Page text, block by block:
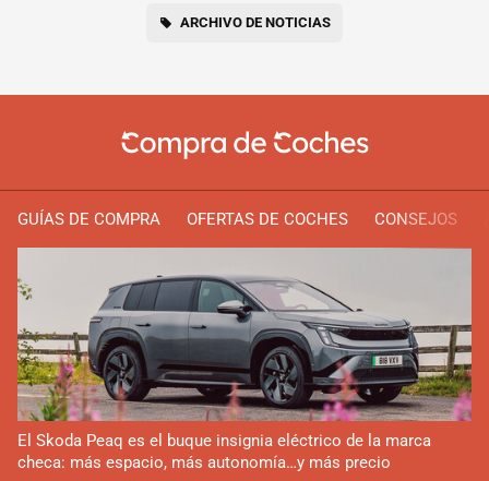
ARCHIVO DE NOTICIAS
GUÍAS DE COMPRA OFERTAS DE COCHES CONSEJOS
El Skoda Peaq es el buque insignia eléctrico de la marca
checa: más espacio, más autonomía…y más precio